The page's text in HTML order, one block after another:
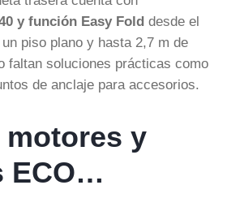
y función Easy Fold desde el
piso plano y hasta 2,7 m de
faltan soluciones prácticas como
de anclaje para accesorios.
motores y
ECO…